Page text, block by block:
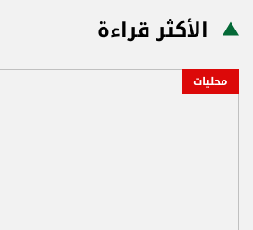
الأكثر قراءة
محليات